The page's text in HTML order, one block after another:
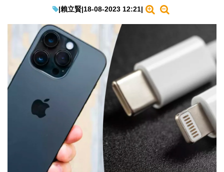
|賴立賢|18-08-2023 12:21|